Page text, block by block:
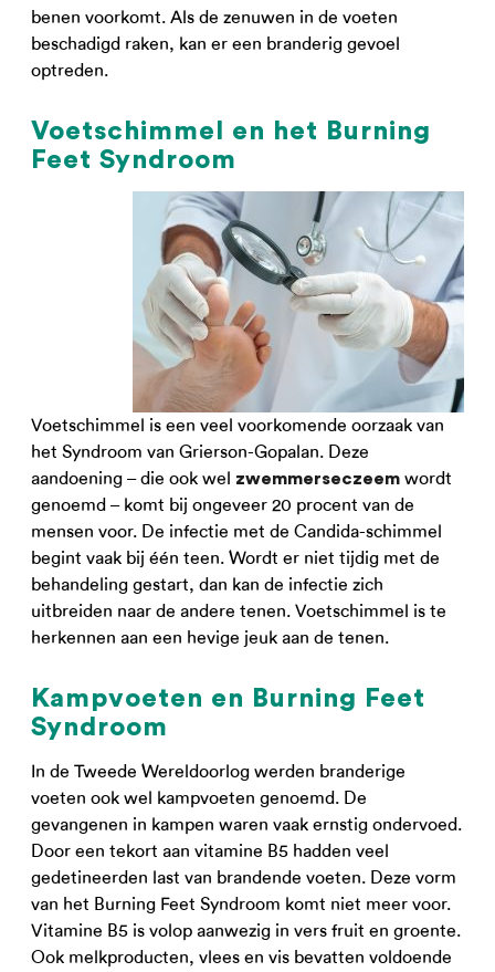
benen voorkomt. Als de zenuwen in de voeten
beschadigd raken, kan er een branderig gevoel
optreden.
Voetschimmel en het Burning
Feet Syndroom
Voetschimmel is een veel voorkomende oorzaak van
het Syndroom van Grierson-Gopalan. Deze
aandoening – die ook wel zwemmerseczeem wordt
genoemd – komt bij ongeveer 20 procent van de
mensen voor. De infectie met de Candida-schimmel
begint vaak bij één teen. Wordt er niet tijdig met de
behandeling gestart, dan kan de infectie zich
uitbreiden naar de andere tenen. Voetschimmel is te
herkennen aan een hevige jeuk aan de tenen.
Kampvoeten en Burning Feet
Syndroom
In de Tweede Wereldoorlog werden branderige
voeten ook wel kampvoeten genoemd. De
gevangenen in kampen waren vaak ernstig ondervoed.
Door een tekort aan vitamine B5 hadden veel
gedetineerden last van brandende voeten. Deze vorm
van het Burning Feet Syndroom komt niet meer voor.
Vitamine B5 is volop aanwezig in vers fruit en groente.
Ook melkproducten, vlees en vis bevatten voldoende